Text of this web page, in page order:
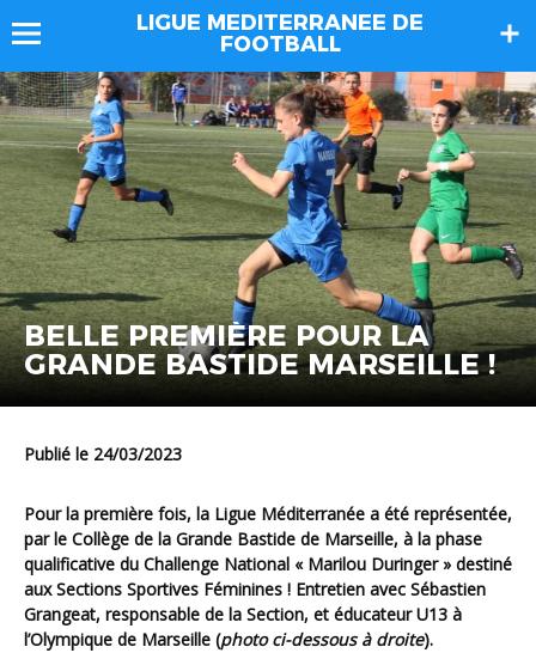
LIGUE MEDITERRANEE DE
FOOTBALL
BELLE PREMIÈRE POUR LA
GRANDE BASTIDE MARSEILLE !
Publié le 24/03/2023
Pour la première fois, la Ligue Méditerranée a été représentée,
par le Collège de la Grande Bastide de Marseille, à la phase
qualificative du Challenge National « Marilou Duringer » destiné
aux Sections Sportives Féminines ! Entretien avec Sébastien
Grangeat, responsable de la Section, et éducateur U13 à
l’Olympique de Marseille (photo ci-dessous à droite).